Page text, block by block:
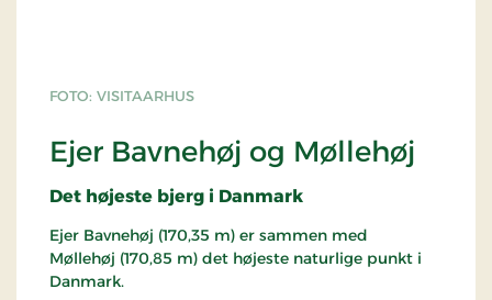
FOTO: VISITAARHUS
Ejer Bavnehøj og Møllehøj
Det højeste bjerg i Danmark
Ejer Bavnehøj (170,35 m) er sammen med
Møllehøj (170,85 m) det højeste naturlige punkt i
Danmark.